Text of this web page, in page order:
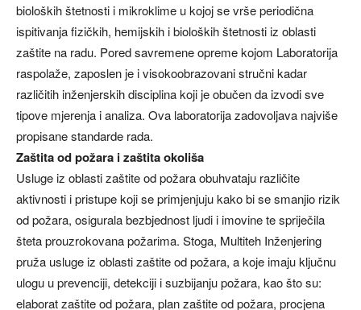
bioloških štetnosti i mikroklime u kojoj se vrše periodična
ispitivanja fizičkih, hemijskih i bioloških štetnosti iz oblasti
zaštite na radu. Pored savremene opreme kojom Laboratorija
raspolaže, zaposlen je i visokoobrazovani stručni kadar
različitih inženjerskih disciplina koji je obučen da izvodi sve
tipove mjerenja i analiza. Ova laboratorija zadovoljava najviše
propisane standarde rada.
Zaštita od požara i zaštita okoliša
Usluge iz oblasti zaštite od požara obuhvataju različite
aktivnosti i pristupe koji se primjenjuju kako bi se smanjio rizik
od požara, osigurala bezbjednost ljudi i imovine te spriječila
šteta prouzrokovana požarima. Stoga, Multiteh Inženjering
pruža usluge iz oblasti zaštite od požara, a koje imaju ključnu
ulogu u prevenciji, detekciji i suzbijanju požara, kao što su:
elaborat zaštite od požara, plan zaštite od požara, procjena